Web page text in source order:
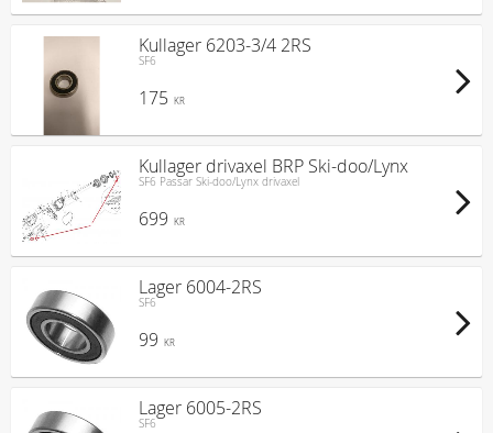
Kullager 6203-3/4 2RS
SF6
175 KR
Kullager drivaxel BRP Ski-doo/Lynx
SF6 Passar Ski-doo/Lynx drivaxel
699 KR
Lager 6004-2RS
SF6
99 KR
Lager 6005-2RS
SF6